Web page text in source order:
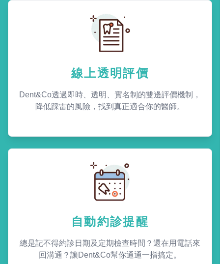
線上透明評價
Dent&Co透過即時、透明、實名制的雙邊評價機制，
降低踩雷的風險，找到真正適合你的醫師。
自動約診提醒
總是記不得約診日期及定期檢查時間？還在用電話來
回溝通？讓Dent&Co幫你通通一指搞定。